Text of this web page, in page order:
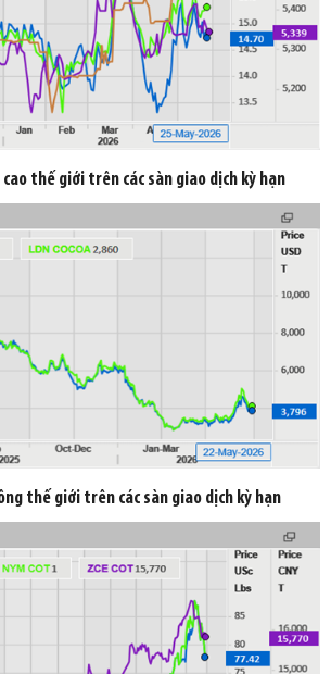
cao thế giới trên các sàn giao dịch kỳ hạn
thế giới trên các sàn giao dịch kỳ hạn